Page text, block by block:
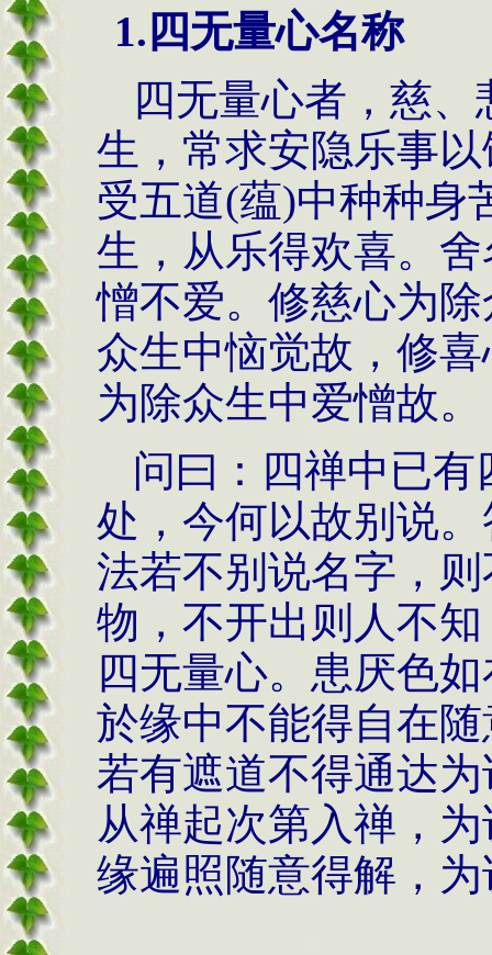
1. 四无量心名称
四无量心者，慈
生，常求安隐乐事
受五道(蕴)中种种身
生，从乐得欢喜。
憎不爱。修慈心为
众生中恼觉故，修
为除众生中爱憎故。
问曰：四禅中已
处，今何以故别说
法若不别说名字，
物，不开出则人不
四无量心。患厌色
於缘中不能得自在
若有遮道不得通达
从禅起次第入禅，
缘遍照随意得解，